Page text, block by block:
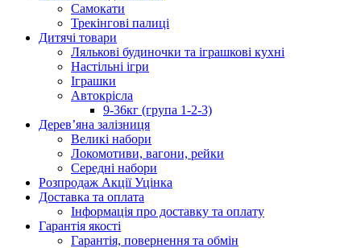
Самокати
Трекінгові палиці
Дитячі товари
Лялькові будиночки та іграшкові кухні
Настільні ігри
Іграшки
Автокрісла
9-36кг (група 1-2-3)
Дерев’яна залізниця
Великі набори
Локомотиви, вагони, рейки
Середні набори
Розпродаж Акції Уцінка
Доставка та оплата
Інформація про доставку та оплату
Гарантія якості
Гарантія, повернення та обмін